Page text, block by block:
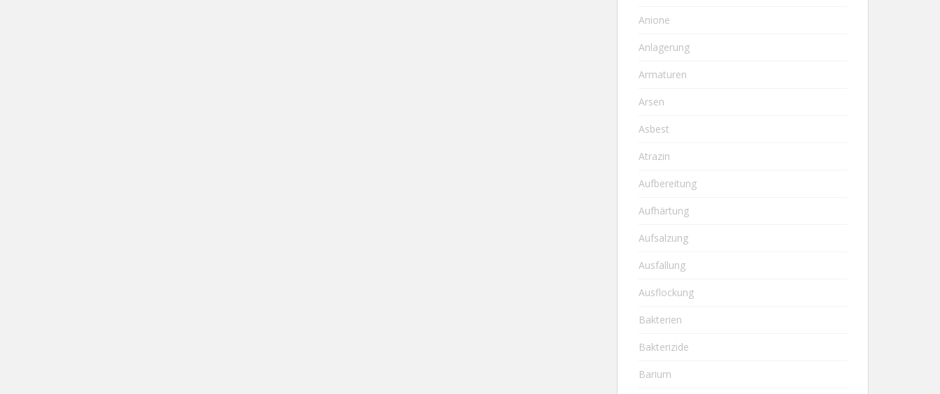
Anione
Anlagerung
Armaturen
Arsen
Asbest
Atrazin
Aufbereitung
Aufhärtung
Aufsalzung
Ausfällung
Ausflockung
Bakterien
Bakterizide
Barium